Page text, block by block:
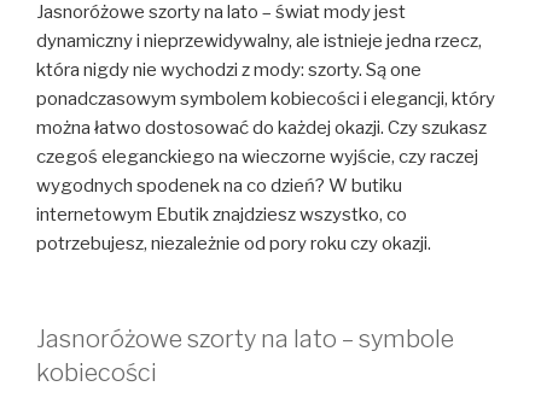
Jasnoróżowe szorty na lato – świat mody jest
dynamiczny i nieprzewidywalny, ale istnieje jedna rzecz,
która nigdy nie wychodzi z mody: szorty. Są one
ponadczasowym symbolem kobiecości i elegancji, który
można łatwo dostosować do każdej okazji. Czy szukasz
czegoś eleganckiego na wieczorne wyjście, czy raczej
wygodnych spodenek na co dzień? W butiku
internetowym Ebutik znajdziesz wszystko, co
potrzebujesz, niezależnie od pory roku czy okazji.
Jasnoróżowe szorty na lato – symbole
kobiecości